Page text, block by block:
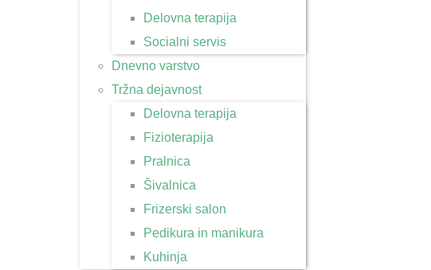
Delovna terapija
Socialni servis
Dnevno varstvo
Tržna dejavnost
Delovna terapija
Fizioterapija
Pralnica
Šivalnica
Frizerski salon
Pedikura in manikura
Kuhinja